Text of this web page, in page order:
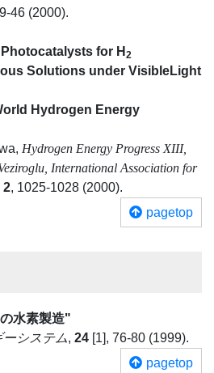
46 (2000).
for H 2
Solutions under VisibleLight
Hydrogen Energy
Hydrogen Energy Progress XIII,
International Association for
2, 1025-1028 (2000).
pagetop
水素製造"
システム, 24 [1], 76-80 (1999).
pagetop